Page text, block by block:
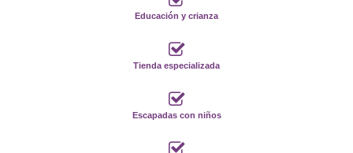
Educación y crianza
Tienda especializada
Escapadas con niños